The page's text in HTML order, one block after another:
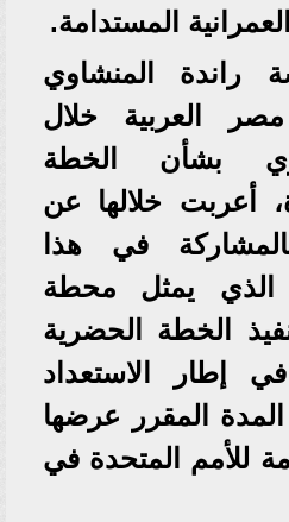
المستدامة.
راندة المنشاوي
العربية خلال
بشأن الخطة
أعربت خلالها عن
في هذا
الذي يمثل محطة
الخطة الحضرية
إطار الاستعداد
المقرر عرضها
للأمم المتحدة في